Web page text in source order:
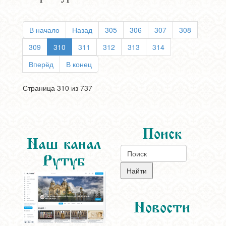
В начало Назад 305 306 307
308
309
310 311 312 313
314
Вперёд
В конец
Страница 310 из 737
Наш канал
Рутуб
Поиск
Новости